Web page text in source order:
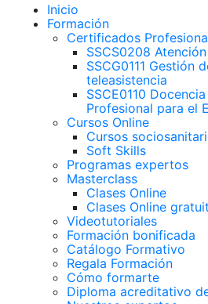
Inicio
Formación
Certificados
SSCS0208
SSCG0111 Gestión
teleasistencia
SSCE0110
Profesional para el
Cursos Online
Cursos
Soft Skills
Programas expertos
Masterclass
Clases Online
Clases Online
Videotutoriales
Formación bonificada
Catálogo Formativo
Regala Formación
Cómo formarte
Diploma acreditativo